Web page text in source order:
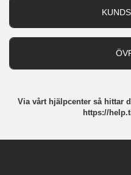
Integritetspolicy
Via vårt hjälpcenter så hittar
https://